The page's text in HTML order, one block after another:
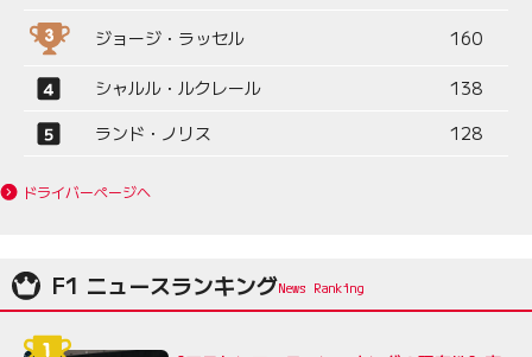
ジョージ・ラッセル 160
シャルル・ルクレール
138
ランド・ノリス
128
ドライバーページへ
F1 ニュースランキング